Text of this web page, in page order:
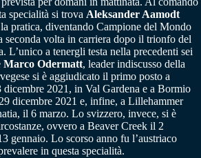
specialità si trova Aleksander Aamodt
pratica, diventando Campione del Mondo
seconda volta in carriera dopo il trionfo del
L’unico a tenergli testa nella precedenti sei
Marco Odermatt, leader indiscusso della
si è aggiudicato il primo posto a
2021, in Val Gardena e a Bormio
dicembre 2021 e, infine, a Lillehammer
il 6 marzo. Lo svizzero, invece, si è
ovvero a Beaver Creek il 2
gennaio. Lo scorso anno fu l’austriaco
in questa specialità.